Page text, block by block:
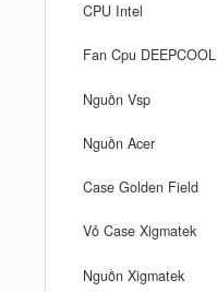
CPU Intel
Fan Cpu DEEPCOOL
Nguồn Vsp
Nguồn Acer
Case Golden Field
Vỏ Case Xigmatek
Nguồn Xigmatek